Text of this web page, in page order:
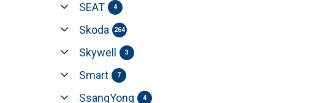
SEAT 4
Skoda 264
Skywell 3
Smart 7
SsangYong 4